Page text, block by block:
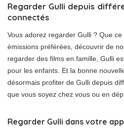
Regarder Gulli depuis
connectés
Vous adorez regarder Gulli ? Que
émissions préférées, découvrir de
regarder des films en famille, Gulli
pour les enfants. Et la bonne
désormais profiter de Gulli depuis
que vous soyez chez vous ou en
Regarder Gulli dans votre